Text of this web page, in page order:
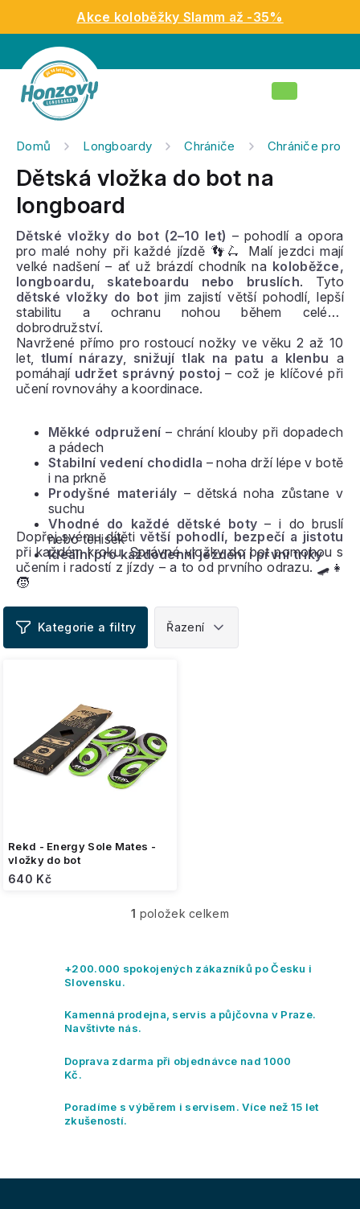
obsah
Akce koloběžky Slamm až -35%
Nákupní
Domů Longboardy Chrániče Chrániče pro
Dětská vložka do bot na
longboard
Dětské vložky do bot (2–10 let) – pohodlí a opora
pro malé nohy při každé jízdě 👣🛴 Malí jezdci mají
velké nadšení – ať už brázdí chodník na koloběžce,
longboardu, skateboardu nebo bruslích. Tyto
dětské vložky do bot jim zajistí větší pohodlí, lepší
stabilitu a ochranu nohou během celého
dobrodružství.
Navržené přímo pro rostoucí nožky ve věku 2 až 10
let, tlumí nárazy, snižují tlak na patu a klenbu a
pomáhají udržet správný postoj – což je klíčové při
učení rovnováhy a koordinace.
Měkké odpružení – chrání klouby při dopadech
a pádech
Stabilní vedení chodidla – noha drží lépe v botě
i na prkně
Prodyšné materiály – dětská noha zůstane v
suchu
Vhodné do každé dětské boty – i do bruslí
nebo tenisek
Ideální pro každodenní ježdění i první triky
Dopřej svému dítěti větší pohodlí, bezpečí a jistotu
při každém kroku. Správné vložky do bot pomohou s
učením i radostí z jízdy – a to od prvního odrazu. 🛹👧
🧒
ý
p
d
u
Rekd - Energy Sole Mates -
vložky do bot
640 Kč
O
á
c
r
v
y
s
1 položek celkem
+200.000 spokojených zákazníků po Česku i
Slovensku.
Kamenná prodejna, servis a půjčovna v Praze.
Navštivte nás.
Doprava zdarma při objednávce nad 1000
Kč.
Poradíme s výběrem i servisem. Více než 15 let
zkušeností.